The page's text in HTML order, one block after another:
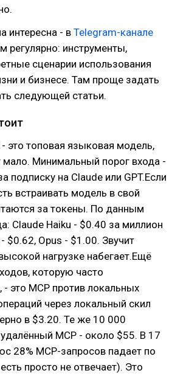
интересна - вTelegram-канале
регулярно: инструменты,
сценарии использования
и бизнесе. Там проще задать
следующей статьи.
- это топовая языковая модель,
мало. Минимальный порог входа -
подписку на Claude или GPT.Если
встраивать модель в свой
за токены. По данным
Claude Haiku - $0.40 за миллион
$0.62, Opus - $1.00. Звучит
нагрузке набегает.Ещё
которую часто
это MCP против локальных
через локальный скил
в $3.20. Те же 10 000
MCP - около $55. В 17
28% MCP-запросов падает по
просто не отвечает). Это